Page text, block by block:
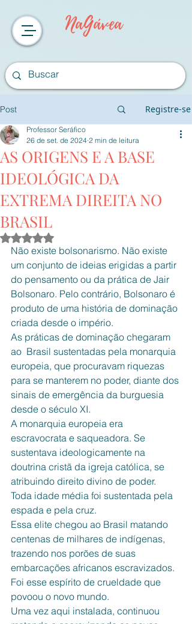
NaGávea
Post Registre-se
AS ORIGENS E A BASE
IDEOLÓGICA DA
EXTREMA DIREITA NO
BRASIL
Professor Seráfico
26 de set. de 2024 2 min de leitura
Avaliado com NaN de 5 estrelas.
Não existe bolsonarismo. Não existe
um conjunto de ideias erigidas a partir
do pensamento ou da prática de Jair
Bolsonaro. Pelo contrário, Bolsonaro é
produto de uma história de dominação
criada desde o império.
As práticas de dominação chegaram
ao  Brasil sustentadas pela monarquia
europeia, que procuravam riquezas
para se manterem no poder, diante dos
sinais de emergência da burguesia
desde o século XI.
A monarquia europeia era
escravocrata e saqueadora. Se
sustentava ideologicamente na
doutrina cristã da igreja católica, se
atribuindo direito divino de poder.
Toda idade média foi sustentada pela
espada e pela cruz.
Essa elite chegou ao Brasil matando
centenas de milhares de indígenas,
trazendo nos porões de suas
embarcações africanos escravizados.
Foi esse espírito de crueldade que
povoou o novo mundo.
Uma vez aqui instalada, continuou